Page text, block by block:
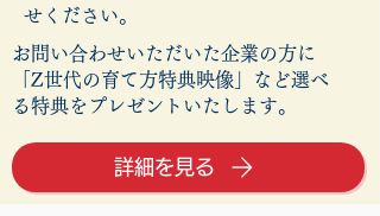
せください。
お問い合わせいただいた企業の方に
「Z世代の育て方特典映像」など選べ
る特典をプレゼントいたします。
詳細を見る